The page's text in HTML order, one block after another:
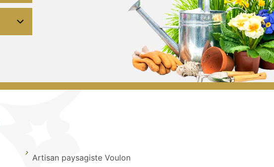
Artisan paysagiste Voulon